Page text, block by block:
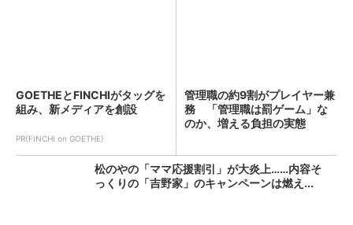
GOETHEとFINCHIがタッグを
組み、新メディアを創設
PR(FINCHI on GOETHE)
管理職の約9割がプレイヤー兼
務 「管理職は罰ゲーム」な
のか、増える負担の実態
松のやの「ママ応援割引」が大炎上……内容そ
っくりの「吉野家」のキャンペーンは燃え...